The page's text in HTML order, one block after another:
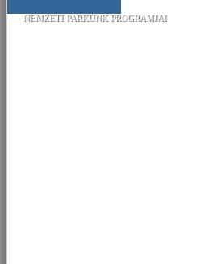
NEMZETI PARKUNK PROGRAMJAI